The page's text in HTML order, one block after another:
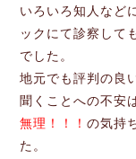
いろいろ知人など
ックにて診察して
でした。
地元でも評判の良
聞くことへの不安
無理！！！の気持
た。